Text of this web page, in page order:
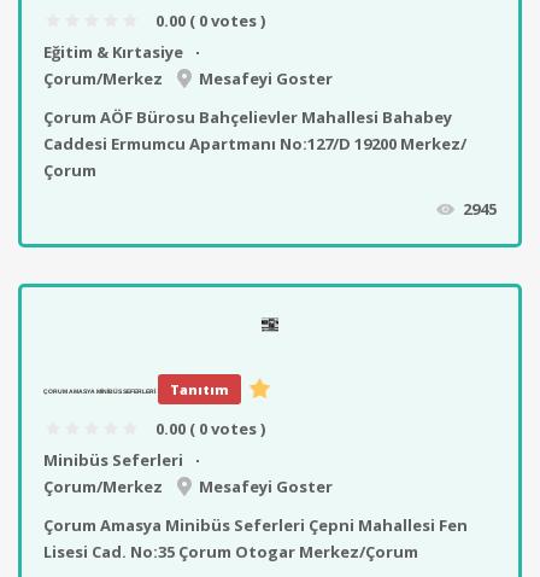
0.00 ( 0 votes )
Eğitim & Kırtasiye
Çorum/Merkez
Mesafeyi Goster
Çorum AÖF Bürosu Bahçelievler Mahallesi Bahabey
Caddesi Ermumcu Apartmanı No:127/D 19200 Merkez/
Çorum
2945
ÇORUM AMASYA MINIBÜS SEFERLERI Tanıtım
0.00 ( 0 votes )
Minibüs Seferleri
Çorum/Merkez
Mesafeyi Goster
Çorum Amasya Minibüs Seferleri Çepni Mahallesi Fen
Lisesi Cad. No:35 Çorum Otogar Merkez/Çorum